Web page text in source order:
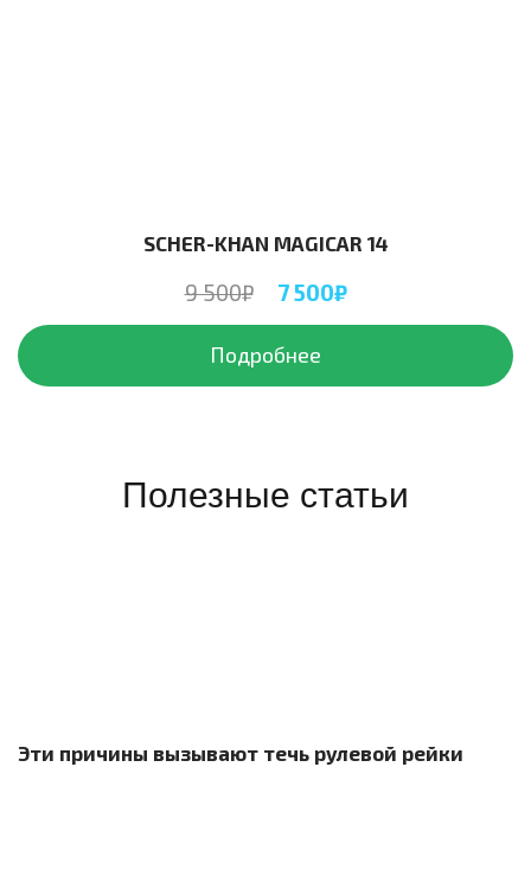
SCHER-KHAN MAGICAR 14
9 500₽ 7 500₽
Подробнее
Полезные статьи
Эти причины вызывают течь рулевой рейки